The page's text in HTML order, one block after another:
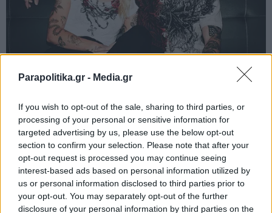
Parapolitika.gr - Media.gr
If you wish to opt-out of the sale, sharing to third parties, or
processing of your personal or sensitive information for
targeted advertising by us, please use the below opt-out
section to confirm your selection. Please note that after your
opt-out request is processed you may continue seeing
interest-based ads based on personal information utilized by
us or personal information disclosed to third parties prior to
your opt-out. You may separately opt-out of the further
disclosure of your personal information by third parties on the